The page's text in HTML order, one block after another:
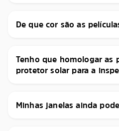
De que cor são as
Tenho que homologar as
protetor solar para a
Minhas janelas ainda